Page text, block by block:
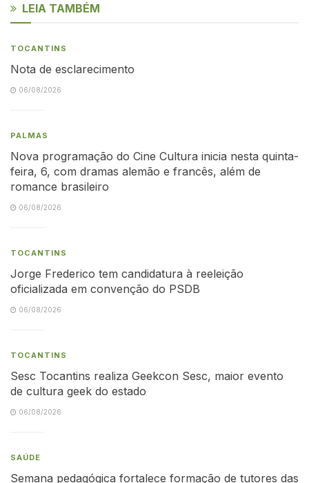
LEIA TAMBÉM
TOCANTINS
Nota de esclarecimento
06/08/2026
PALMAS
Nova programação do Cine Cultura inicia nesta quinta-
feira, 6, com dramas alemão e francês, além de
romance brasileiro
06/08/2026
TOCANTINS
Jorge Frederico tem candidatura à reeleição
oficializada em convenção do PSDB
06/08/2026
TOCANTINS
Sesc Tocantins realiza Geekcon Sesc, maior evento
de cultura geek do estado
06/08/2026
SAÚDE
Semana pedagógica fortalece formação de tutores das